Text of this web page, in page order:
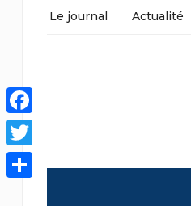
Le journal Actualité
Facebook
Twitter